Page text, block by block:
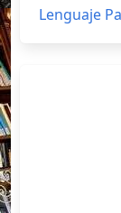
Lenguaje